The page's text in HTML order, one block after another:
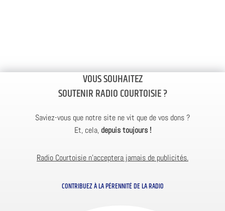
VOUS SOUHAITEZ
SOUTENIR RADIO COURTOISIE ?
Saviez-vous que notre site ne vit que de vos dons ?
Et, cela, depuis toujours !
Radio Courtoisie n’acceptera jamais de publicités.
CONTRIBUEZ À LA PÉRENNITÉ DE LA RADIO